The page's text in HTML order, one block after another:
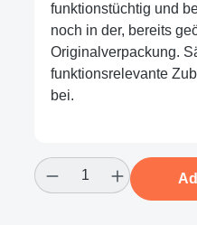
funktionstüchtig und
noch in der, bereits
Originalverpackung.
funktionsrelevante
bei.
Product Quantity: